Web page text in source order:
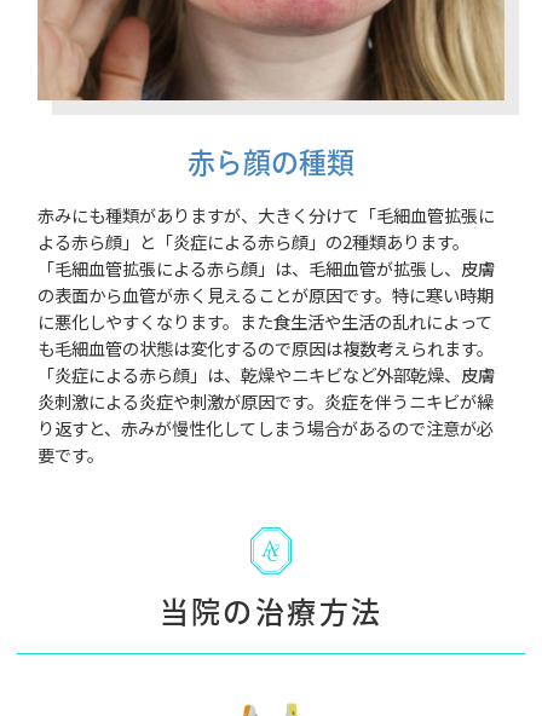
赤ら顔の種類
赤みにも種類がありますが、大きく分けて「毛細血管拡張に
よる赤ら顔」と「炎症による赤ら顔」の2種類あります。
「毛細血管拡張による赤ら顔」は、毛細血管が拡張し、皮膚
の表面から血管が赤く見えることが原因です。特に寒い時期
に悪化しやすくなります。また食生活や生活の乱れによって
も毛細血管の状態は変化するので原因は複数考えられます。
「炎症による赤ら顔」は、乾燥やニキビなど外部乾燥、皮膚
炎刺激による炎症や刺激が原因です。炎症を伴うニキビが繰
り返すと、赤みが慢性化してしまう場合があるので注意が必
要です。
当院の治療方法